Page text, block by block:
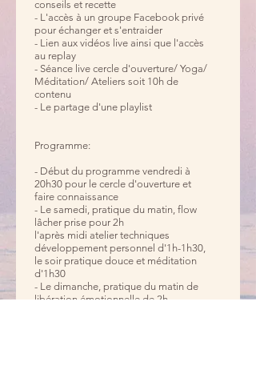
conseils et recette
- L'accès à un groupe Facebook privé
pour échanger et s'entraider
- Lien aux vidéos live ainsi que l'accès
au replay
- Séance live cercle d'ouverture/ Yoga/
Méditation/ Ateliers soit 10h de
contenu
- Le partage d'une playlist
Programme:
- Début du programme vendredi à
20h30 pour le cercle d'ouverture et
faire connaissance
- Le samedi, pratique du matin, flow
lâcher prise pour 2h
l'après midi atelier techniques
développement personnel d'1h-1h30,
le soir pratique douce et méditation
d'1h30
- Le dimanche, pratique du matin de
libération émotionnelle de 2h,